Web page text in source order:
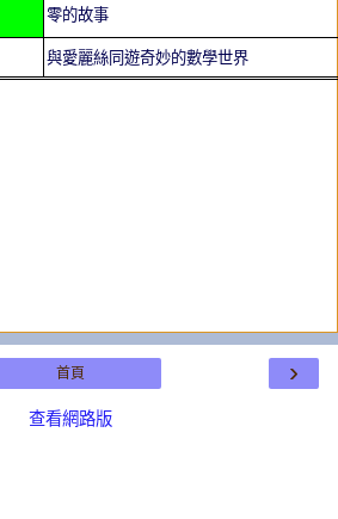
零的故事
與愛麗絲同遊奇妙的數學世界
›
首頁
查看網路版